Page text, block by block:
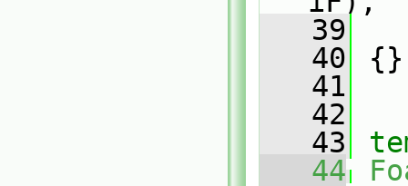
   39
   40
{}
   41
   42
   43
   44